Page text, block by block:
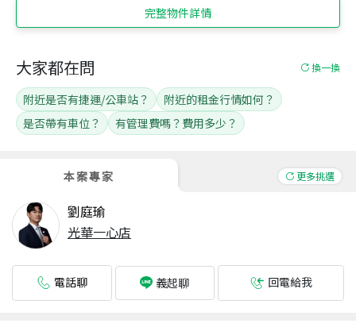
完整物件詳情
本案專家 更多挑選
劉庭瑜
光華一心店
電話聊 義起聊 回電給我
大家都在問 換一換
附近是否有捷運/公車站？
附近的租金行情如何？
是否帶有車位？
有管理費嗎？費用多少？